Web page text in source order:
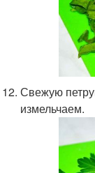
Свежую
измельчаем.